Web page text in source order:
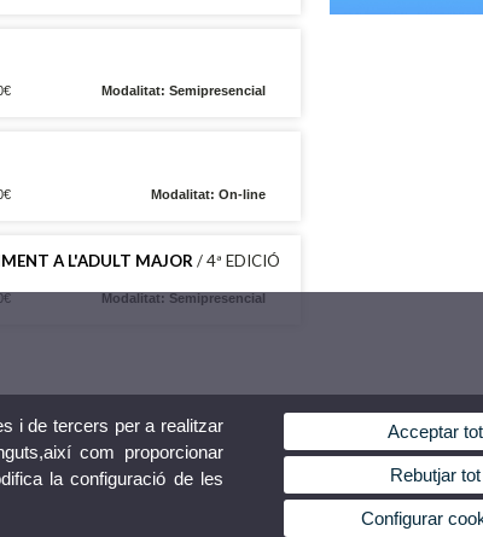
Modalitat: Semipresencial
Modalitat: On-line
A L'ADULT MAJOR / 4ª EDICIÓ
Modalitat: Semipresencial
i de tercers per a realitzar
com proporcionar
la configuració de les
Acceptar tot
Rebutjar tot
Configurar